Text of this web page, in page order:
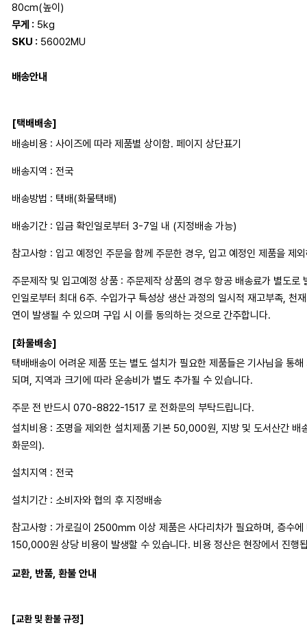
80cm(높이)
무게 :5kg
SKU :56002MU
배송안내
[택배배송]
배송비용 : 사이즈에 따라 제품별 상이함. 페이지 상단표기
배송지역 : 전국
배송방법 : 택배(화물택배)
배송기간 : 입금 확인일로부터 3-7일 내 (지정배송 가능)
참고사항 : 입고 예정인 주문을 함께 주문한 경우, 입고 예정인 제품을 제
주문제작 및 입고예정 상품 : 주문제작 상품의 경우 항공 배송료가 별도로
인일로부터 최대 6주. 수입가구 특성상 생산 과정의 일시적 재고부족, 천
연이 발생될 수 있으며 구입 시 이를 동의하는 것으로 간주합니다.
[화물배송]
택배배송이 어려운 제품 또는 별도 설치가 필요한 제품들은 기사님을 통
되며, 지역과 크기에 따라 운송비가 별도 추가될 수 있습니다.
주문 전 반드시 070-8822-1517 로 전화문의 부탁드립니다.
설치비용 : 조명을 제외한 설치제품 기본 50,000원, 지방 및 도서산간 배
화문의).
설치지역 : 전국
설치기간 : 소비자와 협의 후 지정배송
참고사항 : 가로길이 2500mm 이상 제품은 사다리차가 필요하며, 층수
150,000원 상당 비용이 발생할 수 있습니다. 비용 정산은 현장에서 진행
교환, 반품, 환불 안내
[교환 및 환불 규정]